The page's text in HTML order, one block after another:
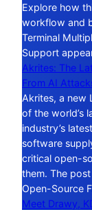
Explore how
workflow and
Terminal
Support
Akrites: The
From AI
Akrites, a new
of the world’s
industry’s
software
critical open-
them. The
Open-Source
Meet Drawy,